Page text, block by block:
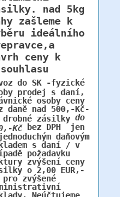
nad 5kg
zašleme k
ideálního
ceny k
do SK -fyzické
prodej s daní,
osoby ceny
daně nad 500,-Kč-
drobné zásilky do
Kčbez DPH jen
daňovým
s daní / v
požadavku
zvýšení ceny
o 2,00 EUR,-
pro zvýšené
Neúčtujeme